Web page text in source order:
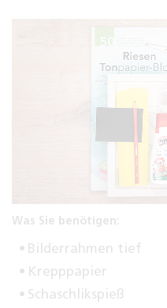
Was Sie benötigen:
Bilderrahmen tief
Krepppapier
Schaschlikspieß